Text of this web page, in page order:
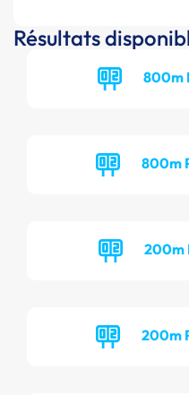
Résultats
800m
800m
200m
200m